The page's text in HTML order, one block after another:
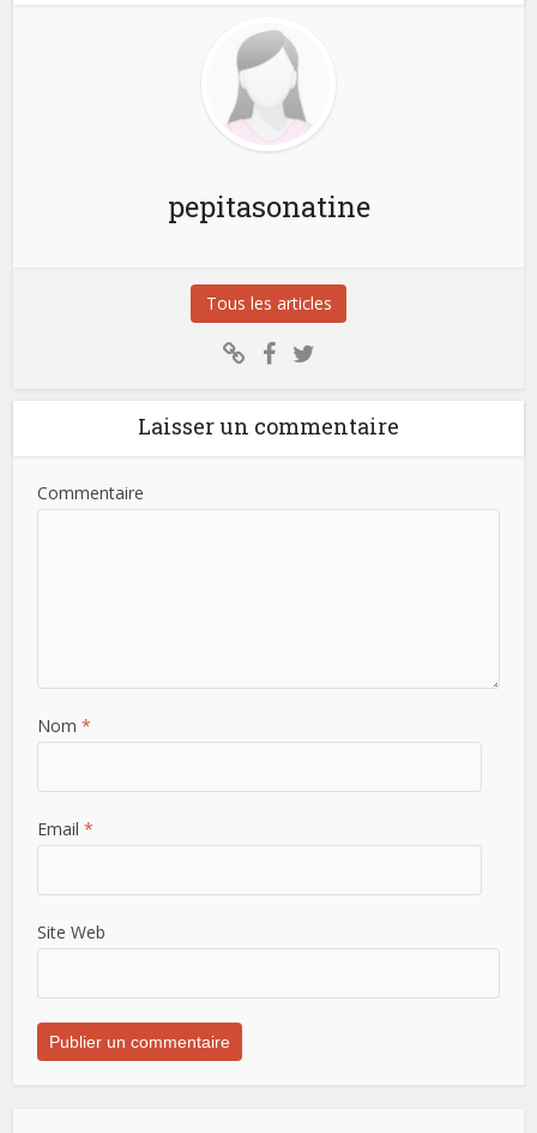
pepitasonatine
Tous les articles
Laisser un commentaire
Commentaire
Nom *
Email *
Site Web